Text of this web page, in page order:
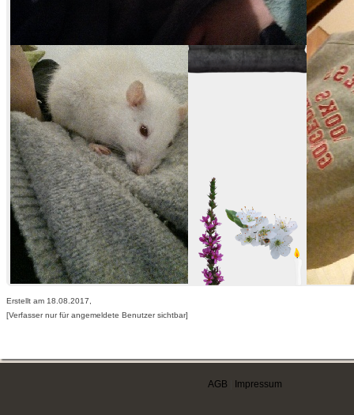
Erstellt am 18.08.2017,
[Verfasser nur für angemeldete Benutzer sichtbar]
AGB Impressum